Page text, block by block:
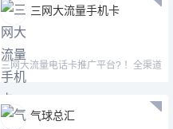
三网大流量手机卡
三网大流量电话卡推广平台? ！全渠道
招商， 价格175/张
气球总汇